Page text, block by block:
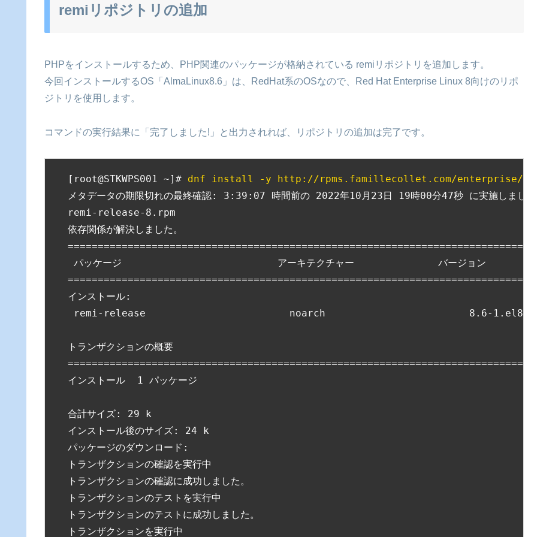
remiリポジトリの追加
PHPをインストールするため、PHP関連のパッケージが格納されている remiリポジトリを追加します。
今回インストールするOS「AlmaLinux8.6」は、RedHat系のOSなので、Red Hat Enterprise Linux 8向けのリポ
ジトリを使用します。
コマンドの実行結果に「完了しました!」と出力されれば、リポジトリの追加は完了です。
[root@STKWPS001 ~]# dnf install -y http://rpms.famillecollet.com/enterprise/
メタデータの期限切れの最終確認: 3:39:07 時間前の 2022年10月23日 19時00分47秒 に実施しまし
remi-release-8.rpm
依存関係が解決しました。
パッケージ                          アーキテクチャー              バージョン
インストール:
remi-release                        noarch                        8.6-
トランザクションの概要
インストール  1 パッケージ
合計サイズ: 29 k
インストール後のサイズ: 24 k
パッケージのダウンロード:
トランザクションの確認を実行中
トランザクションの確認に成功しました。
トランザクションのテストを実行中
トランザクションのテストに成功しました。
トランザクションを実行中